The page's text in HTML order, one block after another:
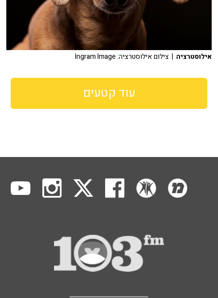
אילוסטרציה | צילום אילוסטרציה: Ingram Image
עוד קטעים